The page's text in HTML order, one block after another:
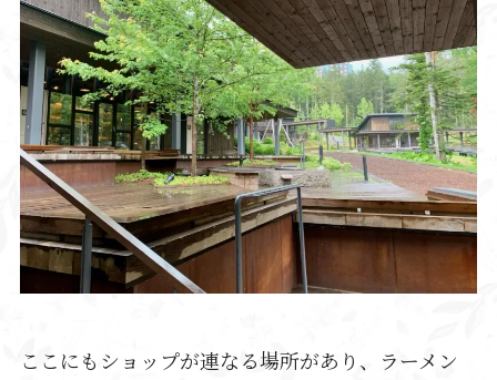
ここにもショップが連なる場所があり、ラーメン